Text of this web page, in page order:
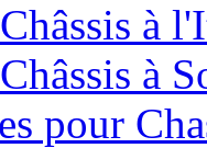
à
à
pour